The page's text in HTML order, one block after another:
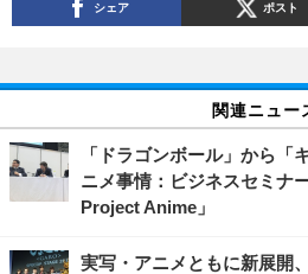
シェア ポスト
関連ニュー
「ドラゴンボール」から「
ニメ事情：ビジネスセミナ
Project Anime」
実写・アニメともに新展開